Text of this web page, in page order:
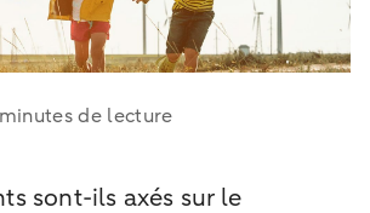
de lecture
sont-ils axés sur le